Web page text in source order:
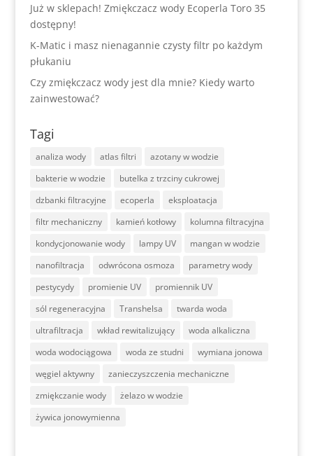
Już w sklepach! Zmiękczacz wody Ecoperla Toro 35
dostępny!
K-Matic i masz nienagannie czysty filtr po każdym
płukaniu
Czy zmiękczacz wody jest dla mnie? Kiedy warto
zainwestować?
Tagi
analiza wody atlas filtri
azotany w wodzie
bakterie w wodzie
butelka z trzciny cukrowej
dzbanki filtracyjne
ecoperla
eksploatacja
filtr mechaniczny
kamień kotłowy
kolumna filtracyjna
kondycjonowanie wody
lampy UV
mangan w wodzie
nanofiltracja
odwrócona osmoza
parametry wody
pestycydy
promienie UV
promiennik UV
sól regeneracyjna
Transhelsa
twarda woda
ultrafiltracja
wkład rewitalizujący
woda alkaliczna
woda wodociągowa
woda ze studni
wymiana jonowa
węgiel aktywny
zanieczyszczenia mechaniczne
zmiękczanie wody
żelazo w wodzie
żywica jonowymienna